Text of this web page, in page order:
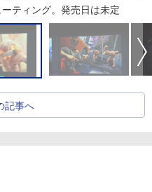
ティング。発売日は未定
記事へ